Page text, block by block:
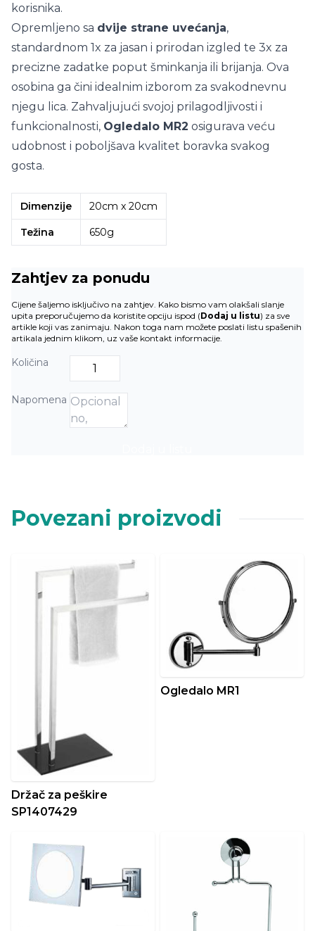
korisnika.
Opremljeno sa dvije strane uvećanja,
standardnom 1x za jasan i prirodan izgled te 3x za
precizne zadatke poput šminkanja ili brijanja. Ova
osobina ga čini idealnim izborom za svakodnevnu
njegu lica. Zahvaljujući svojoj prilagodljivosti i
funkcionalnosti, Ogledalo MR2 osigurava veću
udobnost i poboljšava kvalitet boravka svakog
gosta.
Dimenzije 20cm x 20cm
Težina 650g
Zahtjev za ponudu
Cijene šaljemo isključivo na zahtjev. Kako bismo vam olakšali slanje
upita preporučujemo da koristite opciju ispod (Dodaj u listu) za sve
artikle koji vas zanimaju. Nakon toga nam možete poslati listu spašenih
artikala jednim klikom, uz vaše kontakt informacije.
Količina
Napomena
Povezani proizvodi
Držač za peškire
SP1407429
Ogledalo MR1